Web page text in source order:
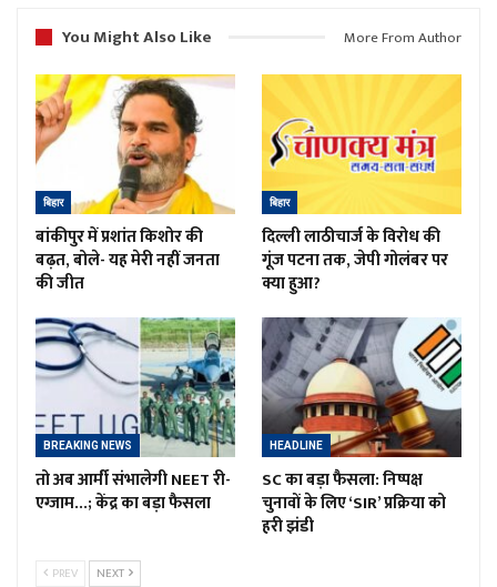
You Might Also Like
More From Author
बिहार
बांकीपुर में प्रशांत किशोर की
बढ़त, बोले- यह मेरी नहीं जनता
की जीत
बिहार
दिल्ली लाठीचार्ज के विरोध की
गूंज पटना तक, जेपी गोलंबर पर
क्या हुआ?
BREAKING NEWS
तो अब आर्मी संभालेगी NEET री-
एग्जाम…; केंद्र का बड़ा फैसला
HEADLINE
SC का बड़ा फैसला: निष्पक्ष
चुनावों के लिए ‘SIR’ प्रक्रिया को
हरी झंडी
PREV NEXT